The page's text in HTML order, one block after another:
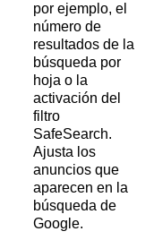
por ejemplo, el
número de
resultados de la
búsqueda por
hoja o la
activación del
filtro
SafeSearch.
Ajusta los
anuncios que
aparecen en la
búsqueda de
Google.